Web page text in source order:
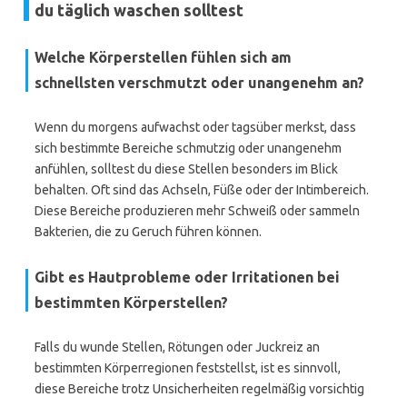
du täglich waschen solltest
Welche Körperstellen fühlen sich am
schnellsten verschmutzt oder unangenehm an?
Wenn du morgens aufwachst oder tagsüber merkst, dass
sich bestimmte Bereiche schmutzig oder unangenehm
anfühlen, solltest du diese Stellen besonders im Blick
behalten. Oft sind das Achseln, Füße oder der Intimbereich.
Diese Bereiche produzieren mehr Schweiß oder sammeln
Bakterien, die zu Geruch führen können.
Gibt es Hautprobleme oder Irritationen bei
bestimmten Körperstellen?
Falls du wunde Stellen, Rötungen oder Juckreiz an
bestimmten Körperregionen feststellst, ist es sinnvoll,
diese Bereiche trotz Unsicherheiten regelmäßig vorsichtig